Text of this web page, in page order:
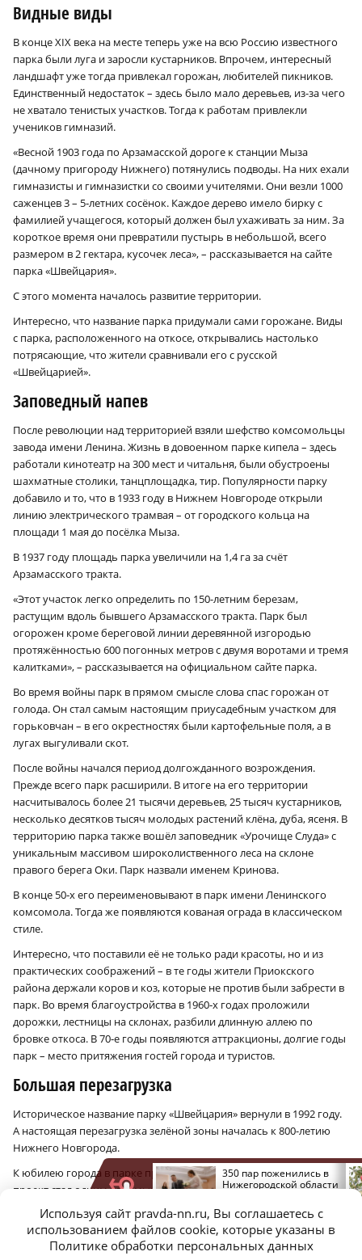
Видные виды
В конце XIX века на месте теперь уже на всю Россию известного
парка были луга и заросли кустарников. Впрочем, интересный
ландшафт уже тогда привлекал горожан, любителей пикников.
Единственный недостаток – здесь было мало деревьев, из-за чего
не хватало тенистых участков. Тогда к работам привлекли
учеников гимназий.
«Весной 1903 года по Арзамасской дороге к станции Мыза
(дачному пригороду Нижнего) потянулись подводы. На них ехали
гимназисты и гимназистки со своими учителями. Они везли 1000
саженцев 3 – 5‑летних сосёнок. Каждое дерево имело бирку с
фамилией учащегося, который должен был ухаживать за ним. За
короткое время они превратили пустырь в небольшой, всего
размером в 2 гектара, кусочек леса», – рассказывается на сайте
парка «Швейцария».
С этого момента началось развитие территории.
Интересно, что название парка придумали сами горожане. Виды
с парка, расположенного на откосе, открывались настолько
потрясающие, что жители сравнивали его с русской
«Швейцарией».
Заповедный напев
После революции над территорией взяли шефство комсомольцы
завода имени Ленина. Жизнь в довоенном парке кипела – здесь
работали кинотеатр на 300 мест и читальня, были обустроены
шахматные столики, танцплощадка, тир. Популярности парку
добавило и то, что в 1933 году в Нижнем Новгороде открыли
линию электрического трамвая – от городского кольца на
площади 1 мая до посёлка Мыза.
В 1937 году площадь парка увеличили на 1,4 га за счёт
Арзамасского тракта.
«Этот участок легко определить по 150-летним березам,
растущим вдоль бывшего Арзамасского тракта. Парк был
огорожен кроме береговой линии деревянной изгородью
протяжённостью 600 погонных метров с двумя воротами и тремя
калитками», – рассказывается на официальном сайте парка.
Во время войны парк в прямом смысле слова спас горожан от
голода. Он стал самым настоящим приусадебным участком для
горьковчан – в его окрестностях были картофельные поля, а в
лугах выгуливали скот.
После войны начался период долгожданного возрождения.
Прежде всего парк расширили. В итоге на его территории
насчитывалось более 21 тысячи деревьев, 25 тысяч кустарников,
несколько десятков тысяч молодых растений клёна, дуба, ясеня. В
территорию парка также вошёл заповедник «Урочище Слуда» с
уникальным массивом широколиственного леса на склоне
правого берега Оки. Парк назвали именем Кринова.
В конце 50‑х его переименовывают в парк имени Ленинского
комсомола. Тогда же появляются кованая ограда в классическом
стиле.
Интересно, что поставили её не только ради красоты, но и из
практических соображений – в те годы жители Приокского
района держали коров и коз, которые не против были забрести в
парк. Во время благоустройства в 1960‑х годах проложили
дорожки, лестницы на склонах, разбили длинную аллею по
бровке откоса. В 70‑е годы появляются аттракционы, долгие годы
парк – место притяжения гостей города и туристов.
Большая перезагрузка
Историческое название парку «Швейцария» вернули в 1992 году.
А настоящая перезагрузка зелёной зоны началась к 800-летию
Нижнего Новгорода.
К юбилею города в парке проделали колоссальную работу,
проект стал одним из самых масштабных – благоустроили 52
гектара территории парка. Также выполнили реставрацию
объектов культурного наследия – ограды и входов в парк.
Сформировали прогулочные и беговые дорожки, создали детские
Третий класс
пожароопасности
Нижегородской области
350 пар поженились в
Нижегородской области
Используя сайт pravda-nn.ru, Вы соглашаетесь с
использованием файлов cookie, которые указаны в
Политике обработки персональных данных